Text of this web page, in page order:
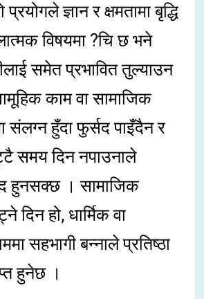
ज्ञान र क्षमतामा बृद्धि
विषयमा ?चि छ भने
समेत प्रभावित तुल्याउन
काम वा सामाजिक
संलग्न हुँदा फुर्सद पाइँदैन र
समय दिन नपाउनाले
हुनसक्छ । सामाजिक
दिन हो, धार्मिक वा
सहभागी बन्नाले प्रतिष्ठा
हुनेछ ।